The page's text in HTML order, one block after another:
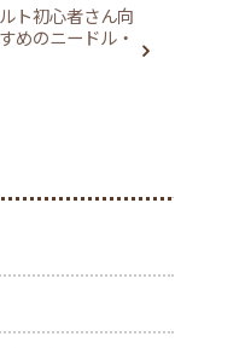
ト初心者さん向
めのニードル・